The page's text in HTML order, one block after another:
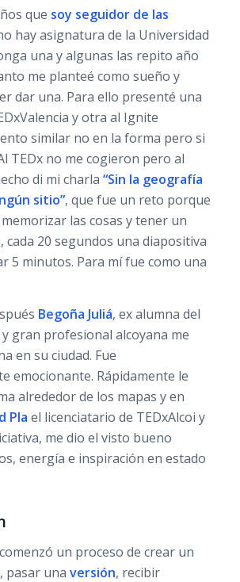
que soy seguidor de las
hay asignatura de la Universidad
una y algunas las repito año
me planteé como sueño y
dar una. Para ello presenté una
y otra al Ignite
similar no en la forma pero si
TEDx no me cogieron pero al
di mi charla “Sin la geografía
sitio”, que fue un reto porque
las cosas y tener un
cada 20 segundos una diapositiva
5 minutos. Para mí fue como una
Begoña Juliá, ex alumna del
gran profesional alcoyana me
en su ciudad. Fue
emocionante. Rápidamente le
alrededor de los mapas y en
Pla el licenciatario de TEDxAlcoi y
me dio el visto bueno
energía e inspiración en estado
un proceso de crear un
, pasar una versión, recibir